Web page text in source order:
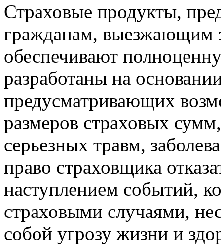
Страховые продукты,
гражданам, выезжающим
обеспечивают
разработаны на
предусматривающих
размеров страховых
серьезных травм,
право страховщика
наступлением событий,
страховыми случаями,
собой угрозу жизни и